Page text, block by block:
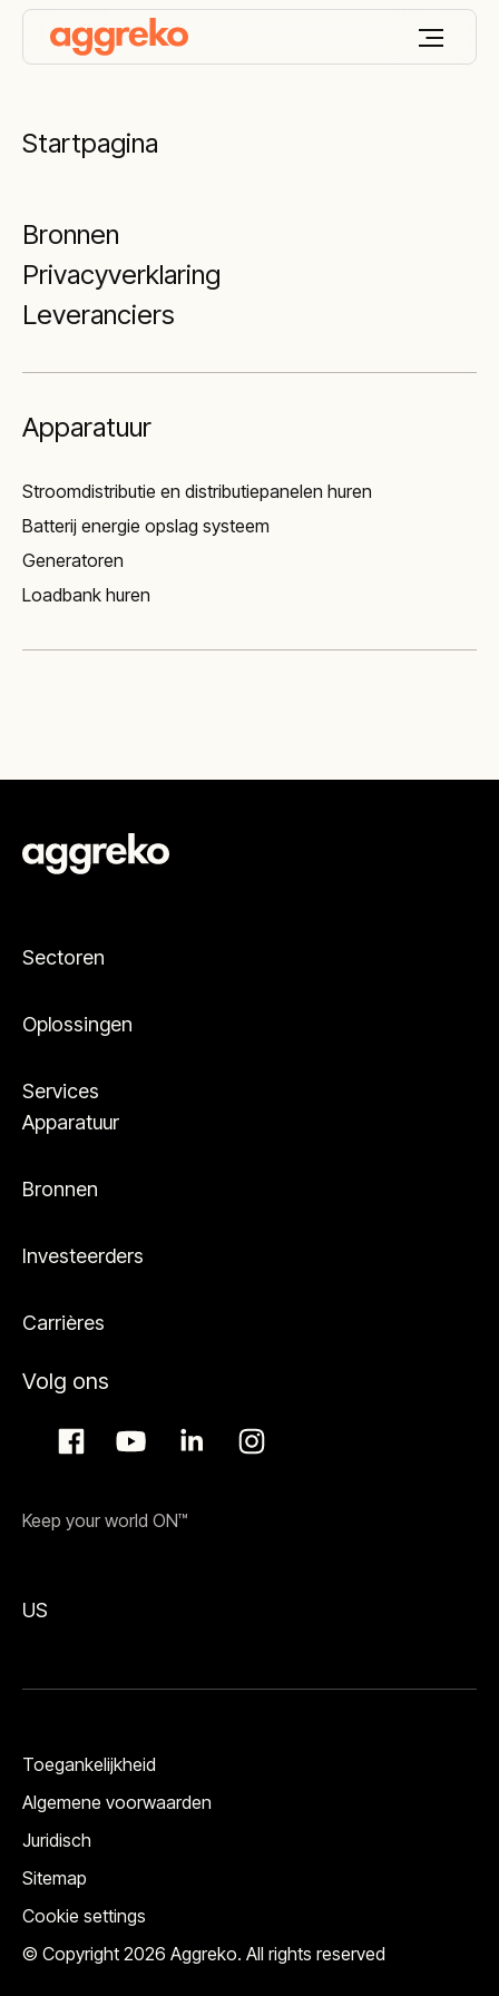
Startpagina
Bronnen
Privacyverklaring
Leveranciers
Apparatuur
Stroomdistributie en distributiepanelen huren
Batterij energie opslag systeem
Generatoren
Loadbank huren
Sectoren
Oplossingen
Services
Apparatuur
Bronnen
Investeerders
Carrières
Volg ons
Keep your world ON™
US
© Copyright 2026 Aggreko. All rights reserved
Toegankelijkheid
Algemene voorwaarden
Juridisch
Sitemap
Cookie settings